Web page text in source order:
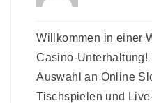
Willkommen in einer
Casino-Unterhaltung!
Auswahl an Online
Tischspielen und